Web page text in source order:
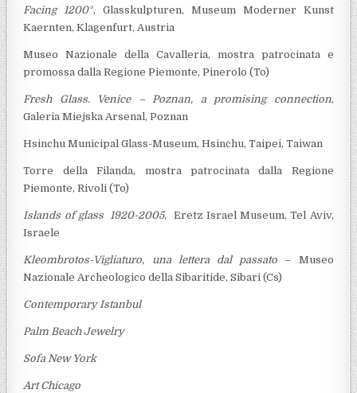
Facing 1200°, Glasskulpturen, Museum Moderner Kunst
Kaernten, Klagenfurt, Austria
Museo Nazionale della Cavalleria, mostra patrocinata e
promossa dalla Regione Piemonte, Pinerolo (To)
Fresh Glass. Venice – Poznan, a promising connection,
Galeria Miejska Arsenal, Poznan
Hsinchu Municipal Glass-Museum, Hsinchu, Taipei, Taiwan
Torre della Filanda, mostra patrocinata dalla Regione
Piemonte, Rivoli (To)
Islands of glass 1920-2005,
Eretz Israel Museum, Tel Aviv,
Israele
Kleombrotos-Vigliaturo, una lettera dal passato – Museo
Nazionale Archeologico della Sibaritide, Sibari (Cs)
Contemporary Istanbul
Palm Beach Jewelry
Sofa New York
Art Chicago